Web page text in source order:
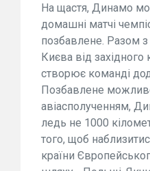
На щастя, Динамо
домашні матчі
позбавлене. Разом з
Києва від західного
створює команді
Позбавлене
авіасполученням,
ледь не 1000
того, щоб
країни